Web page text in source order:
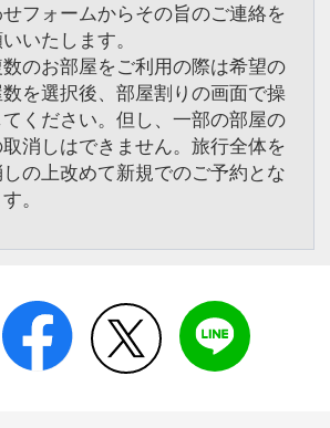
フォームからその旨のご連絡を
いたします。
数のお部屋をご利用の際は希望の
を選択後、部屋割りの画面で操
ください。但し、一部の部屋の
消しはできません。旅行全体を
の上改めて新規でのご予約とな
。